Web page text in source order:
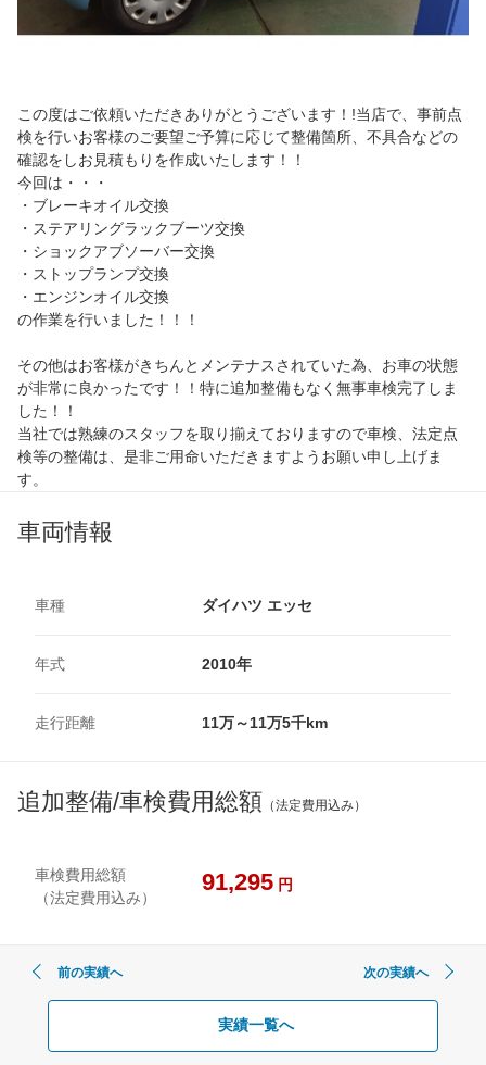
この度はご依頼いただきありがとうございます！!当店で、事前点
検を行いお客様のご要望ご予算に応じて整備箇所、不具合などの
確認をしお見積もりを作成いたします！！
今回は・・・
・ブレーキオイル交換
・ステアリングラックブーツ交換
・ショックアブソーバー交換
・ストップランプ交換
・エンジンオイル交換
の作業を行いました！！！
その他はお客様がきちんとメンテナスされていた為、お車の状態
が非常に良かったです！！特に追加整備もなく無事車検完了しま
した！！
当社では熟練のスタッフを取り揃えておりますので車検、法定点
検等の整備は、是非ご用命いただきますようお願い申し上げま
す。
車両情報
車種 ダイハツ エッセ
年式 2010年
走行距離 11万～11万5千km
追加整備/車検費用総額 （法定費用込み）
車検費用総額
（法定費用込み）
91,295 円
前の実績へ 次の実績へ
実績一覧へ